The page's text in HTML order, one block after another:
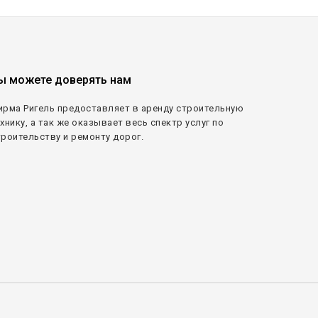
можете доверять нам
Ригель предоставляет в аренду строительную
а так же оказывает весь спектр услуг по
и ремонту дорог.